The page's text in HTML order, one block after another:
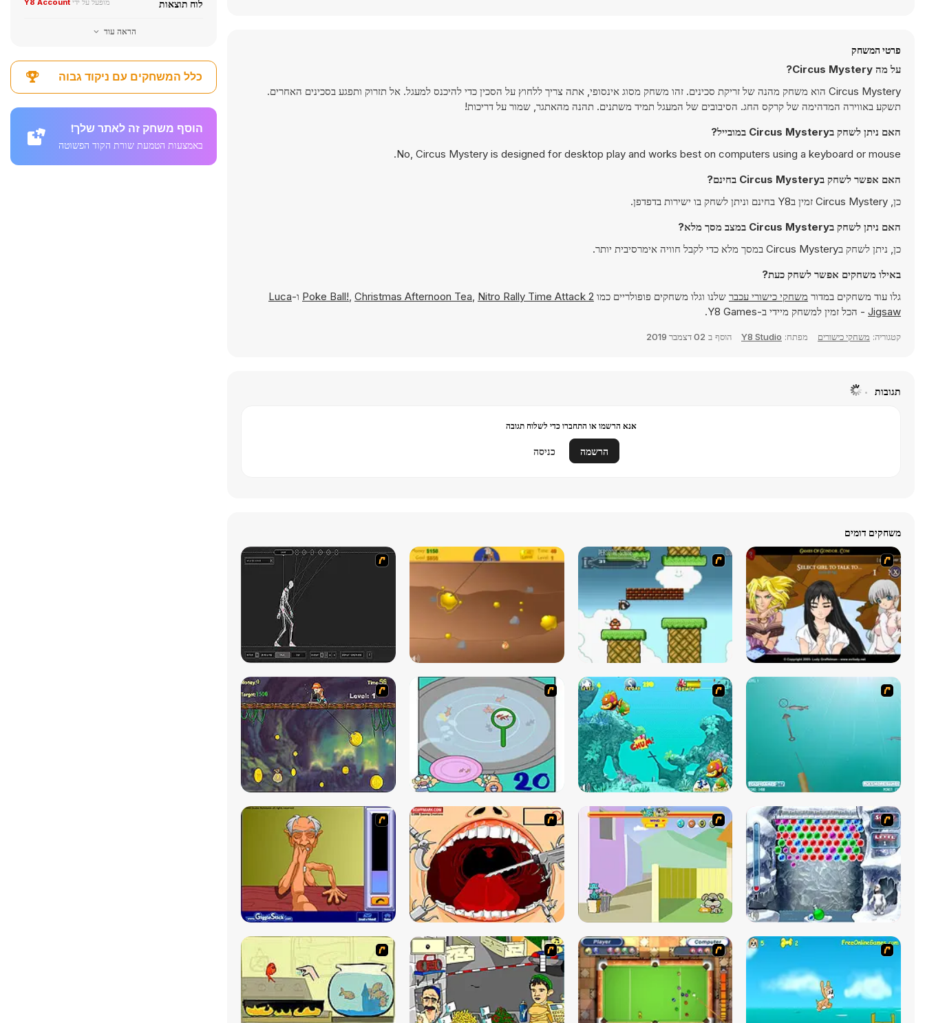
פרטי המשחק
על מה Circus Mystery?
Circus Mystery הוא משחק מהנה של זריקת סכינים. זהו משחק מסוג אינסופי, אתה צריך ללחוץ על הסכין כדי להיכנס למעגל. אל תזרוק ותפגע בסכינים האחרים.
תשקע באווירה המדהימה של קרקס החג. הסיבובים של המעגל תמיד משתנים. תהנה מהאתגר, שמור על דריכות!
האם ניתן לשחק בCircus Mystery במובייל?
No, Circus Mystery is designed for desktop play and works best on computers using a keyboard or mouse.
האם אפשר לשחק בCircus Mystery בחינם?
כן, Circus Mystery זמין בY8 בחינם וניתן לשחק בו ישירות בדפדפן.
האם ניתן לשחק בCircus Mystery במצב מסך מלא?
כן, ניתן לשחק בCircus Mystery במסך מלא כדי לקבל חוויה אימרסיבית יותר.
באילו משחקים אפשר לשחק כעת?
גלו עוד משחקים במדור משחקי כישורי עכבר שלנו וגלו משחקים פופולריים כמו Poke Ball!, Christmas Afternoon Tea, Nitro Rally Time Attack 2 ו-Luca
Jigsaw - הכל זמין למשחק מיידי ב-Y8 Games.
קטגוריה: משחקי כישורים מפתח: Y8 Studio הוסף ב 02 דצמבר 2019
תגובות
אנא הרשמו או התחברו כדי לשלוח תגובה
הרשמה כניסה
משחקים דומים
לוח תוצאות מופעל על ידי Y8 Account
הראה עוד
כלל המשחקים עם ניקוד גבוה
הוסף משחק זה לאתר שלך!
באמצעות הטמעת שורת הקוד הפשוטה